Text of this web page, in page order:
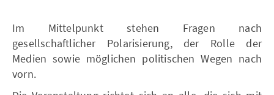
Im Mittelpunkt stehen Fragen nach
gesellschaftlicher Polarisierung, der Rolle der
Medien sowie möglichen politischen Wegen nach
vorn.